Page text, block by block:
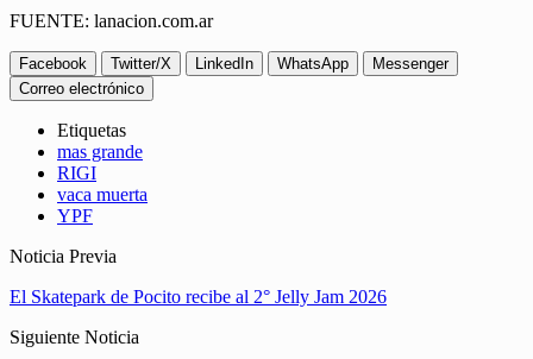
FUENTE: lanacion.com.ar
Facebook Twitter/X LinkedIn WhatsApp
Messenger
Correo electrónico
Etiquetas
mas grande
RIGI
vaca muerta
YPF
Noticia Previa
El Skatepark de Pocito recibe al 2° Jelly Jam 2026
Siguiente Noticia